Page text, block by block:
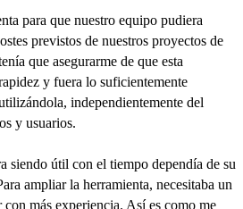
para que nuestro equipo pudiera
previstos de nuestros proyectos de
que asegurarme de que esta
y fuera lo suficientemente
independientemente del
y usuarios.
siendo útil con el tiempo dependía de su
ampliar la herramienta, necesitaba un
más experiencia. Así es como me